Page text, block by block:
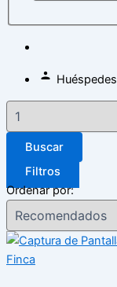
Huéspedes
Buscar
Filtros
Ordenar por:
Finca